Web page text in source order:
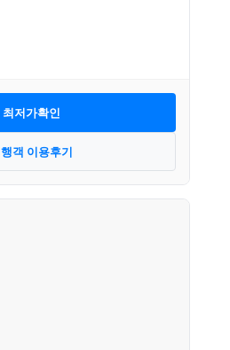
최저가확인
객 이용후기